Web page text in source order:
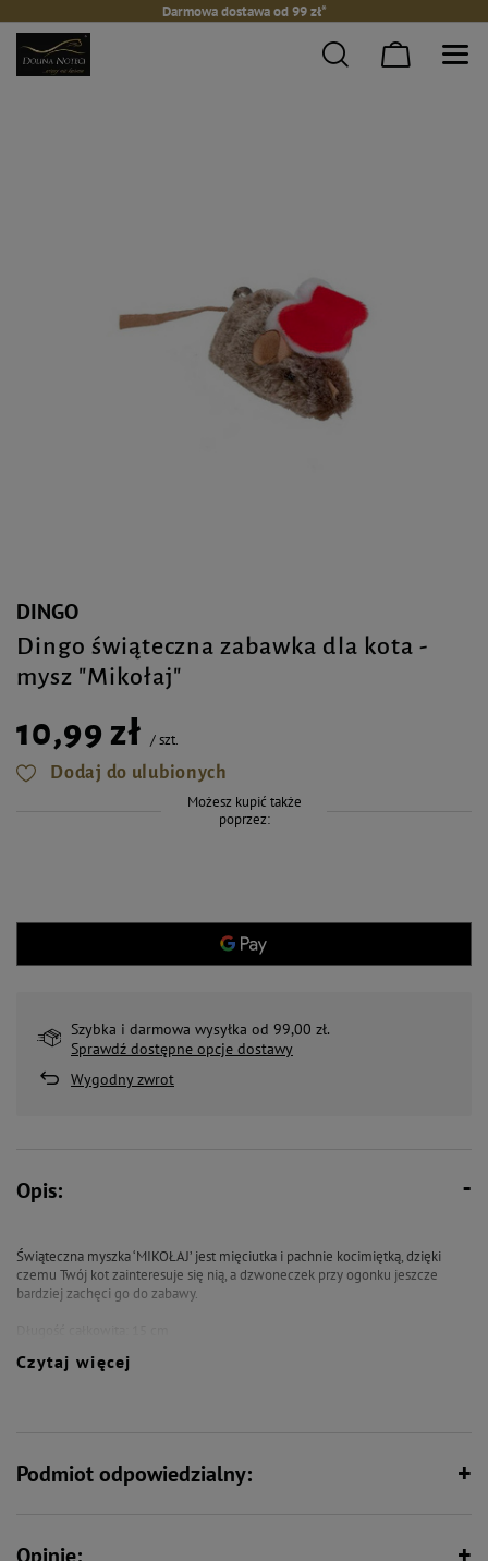
Darmowa dostawa od 99 zł*
DINGO
Dingo świąteczna zabawka dla kota -
mysz "Mikołaj"
10,99 zł /szt.
Dodaj do ulubionych
Możesz kupić także
poprzez:
Szybka i darmowa wysyłka od 99,00 zł.
Sprawdź dostępne opcje dostawy
Wygodny zwrot
Opis:
Świąteczna myszka ‘MIKOŁAJ’ jest mięciutka i pachnie kocimiętką, dzięki
czemu Twój kot zainteresuje się nią, a dzwoneczek przy ogonku jeszcze
bardziej zachęci go do zabawy.
Czytaj więcej
Podmiot odpowiedzialny: